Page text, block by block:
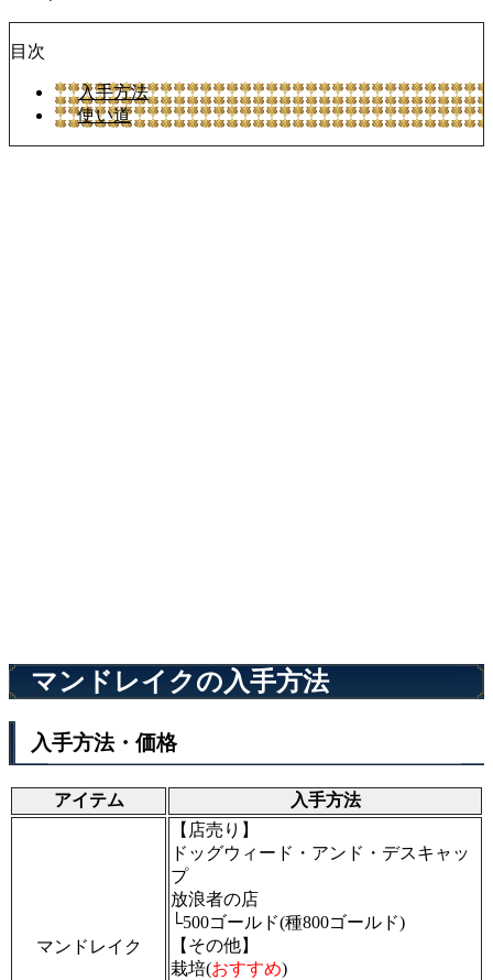
目次
入手方法
使い道
マンドレイクの入手方法
入手方法・価格
アイテム 入手方法
マンドレイク
【店売り】
ドッグウィード・アンド・デスキャッ
プ
放浪者の店
└500ゴールド(種800ゴールド)
【その他】
栽培(おすすめ)